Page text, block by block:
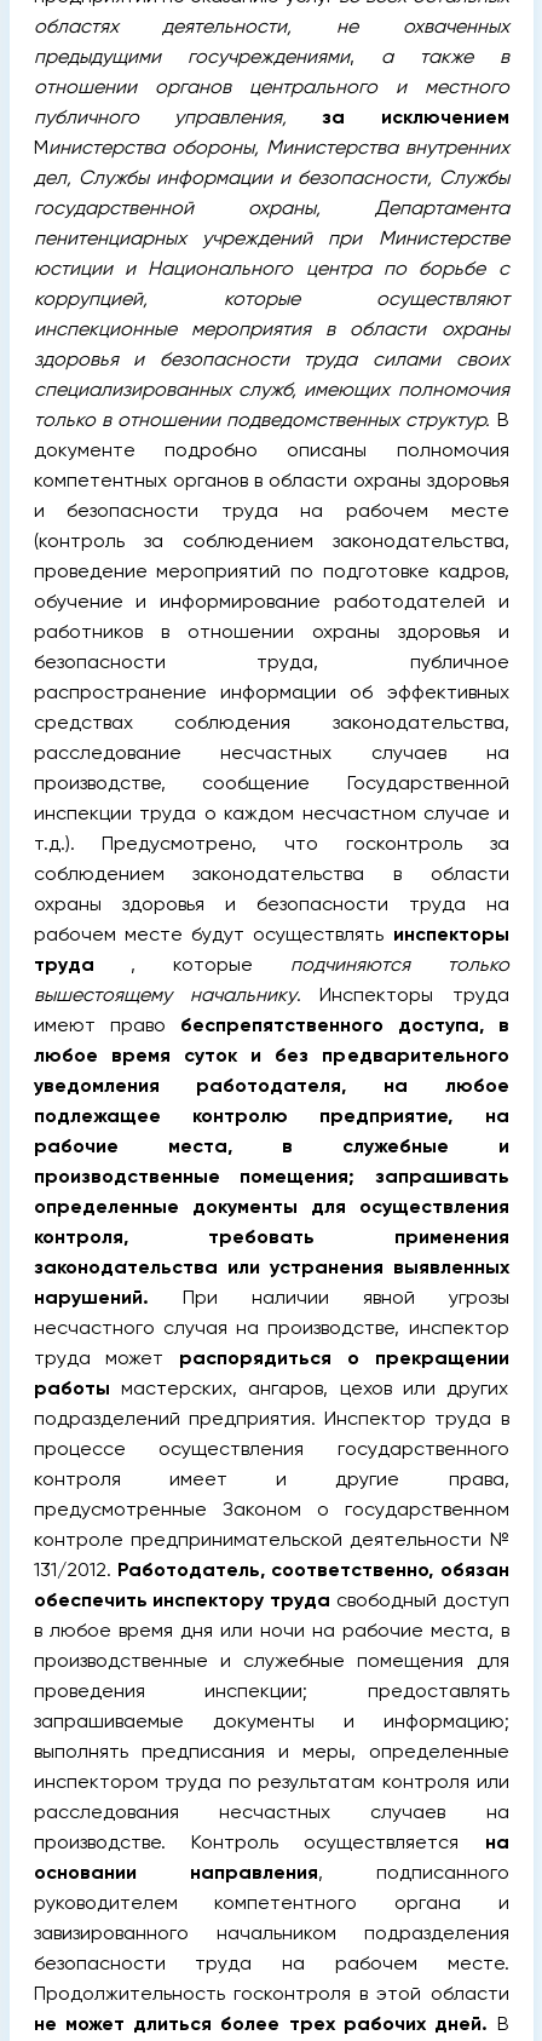
областях деятельности, не охваченных
предыдущими госучреждениями, а также в
отношении органов центрального и местного
публичного управления,
за исключением
Министерства обороны, Министерства внутренних
дел, Службы информации и безопасности, Службы
государственной охраны, Департамента
пенитенциарных учреждений при Министерстве
юстиции и Национального центра по борьбе с
коррупцией, которые осуществляют
инспекционные мероприятия в области охраны
здоровья и безопасности труда силами своих
специализированных служб, имеющих полномочия
только в отношении подведомственных структур. В
документе подробно описаны полномочия
компетентных органов в области охраны здоровья
и безопасности труда на рабочем месте
(контроль за соблюдением законодательства,
проведение мероприятий по подготовке кадров,
обучение и информирование работодателей и
работников в отношении охраны здоровья и
безопасности труда, публичное
распространение информации об эффективных
средствах соблюдения законодательства,
расследование несчастных случаев на
производстве, сообщение Государственной
инспекции труда о каждом несчастном случае и
т.д.). Предусмотрено, что госконтроль за
соблюдением законодательства в области
охраны здоровья и безопасности труда на
рабочем месте будут осуществлять инспекторы
труда , которые подчиняются только
вышестоящему начальнику. Инспекторы труда
имеют право беспрепятственного доступа, в
любое время суток и без предварительного
уведомления работодателя, на любое
подлежащее контролю предприятие, на
рабочие места, в служебные и
производственные помещения; запрашивать
определенные документы для осуществления
контроля, требовать применения
законодательства или устранения выявленных
нарушений. При наличии явной угрозы
несчастного случая на производстве, инспектор
труда может распорядиться о прекращении
работы мастерских, ангаров, цехов или других
подразделений предприятия. Инспектор труда в
процессе осуществления государственного
контроля имеет и другие права,
предусмотренные Законом о государственном
контроле предпринимательской деятельности №
131/2012. Работодатель, соответственно, обязан
обеспечить инспектору труда свободный доступ
в любое время дня или ночи на рабочие места, в
производственные и служебные помещения для
проведения инспекции; предоставлять
запрашиваемые документы и информацию;
выполнять предписания и меры, определенные
инспектором труда по результатам контроля или
расследования несчастных случаев на
производстве. Контроль осуществляется на
основании направления, подписанного
руководителем компетентного органа и
завизированного начальником подразделения
безопасности труда на рабочем месте.
Продолжительность госконтроля в этой области
не может длиться более трех рабочих дней. В